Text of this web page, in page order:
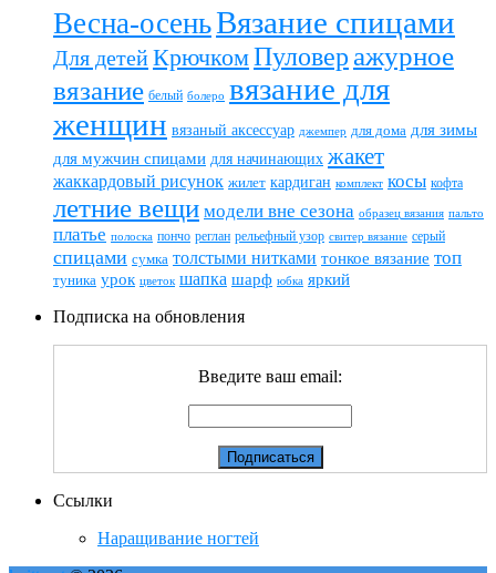
Весна-осеньВязание спицами
Для детейКрючкомПуловер ажурное
вязание белый болеро вязание для
женщин вязаный аксессуар джемпер для дома для зимы
для мужчин спицами для начинающих жакет
жаккардовый рисунок жилет кардиган комплект косы кофта
летние вещи модели вне сезона образец вязания пальто
платье полоска пончо реглан рельефный узор свитер вязание серый
спицами сумка толстыми нитками тонкое вязание топ
туника урок цветок шапка шарф юбка яркий
Подписка на обновления
Введите ваш email:
Ссылки
Наращивание ногтей